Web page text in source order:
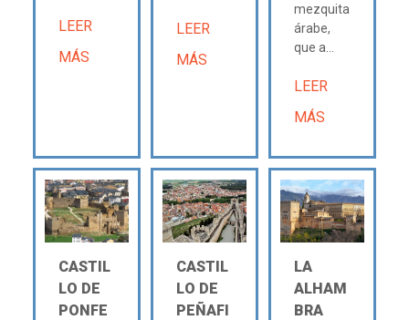
LEER
MÁS
LEER
MÁS
mezquita
árabe,
que a...
LEER
MÁS
CASTIL
LO DE
PONFE
CASTIL
LO DE
PEÑAFI
LA
ALHAM
BRA